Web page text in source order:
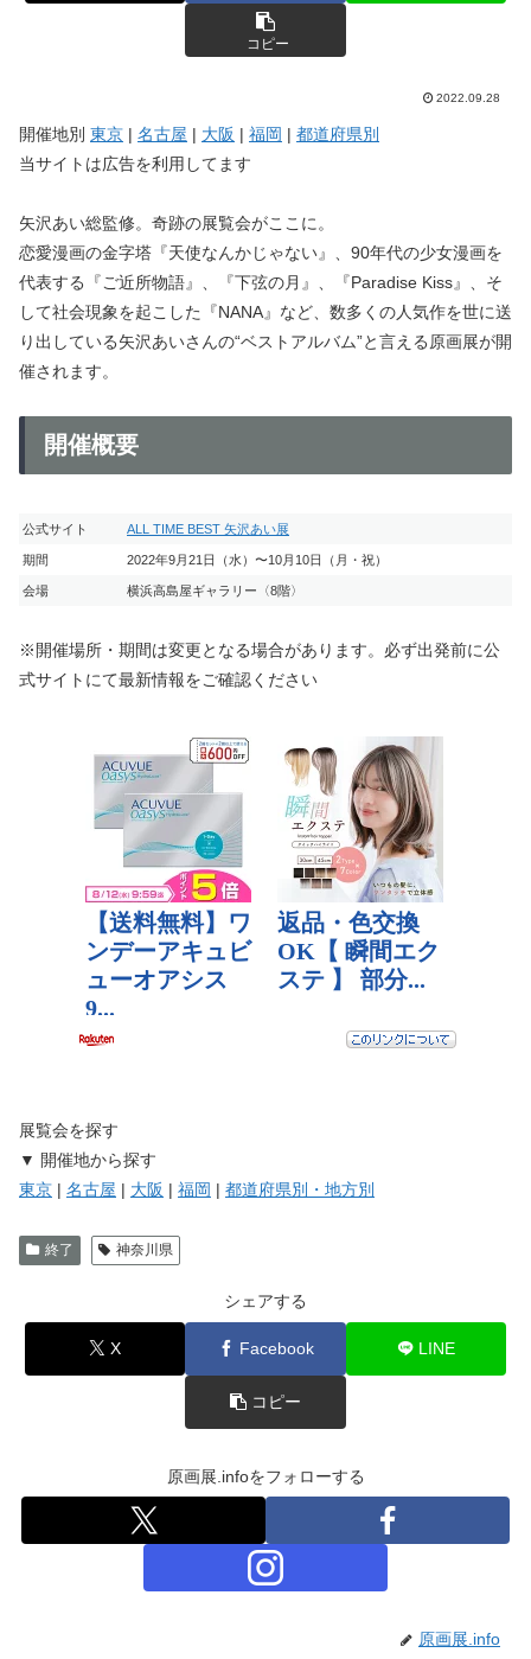
コピー
2022.09.28
開催地別 東京 | 名古屋 | 大阪 | 福岡 | 都道府県別
当サイトは広告を利用してます
矢沢あい総監修。奇跡の展覧会がここに。
恋愛漫画の金字塔『天使なんかじゃない』、90年代の少女漫画を
代表する『ご近所物語』、『下弦の月』、『Paradise Kiss』、そ
して社会現象を起こした『NANA』など、数多くの人気作を世に送
り出している矢沢あいさんの“ベストアルバム”と言える原画展が開
催されます。
開催概要
公式サイト ALL TIME BEST 矢沢あい展
期間 2022年9月21日（水）〜10月10日（月・祝）
会場 横浜高島屋ギャラリー〈8階〉
※開催場所・期間は変更となる場合があります。必ず出発前に公
式サイトにて最新情報をご確認ください
展覧会を探す
▼ 開催地から探す
東京 | 名古屋 | 大阪 | 福岡 | 都道府県別・地方別
終了 神奈川県
シェアする
X Facebook LINE
コピー
原画展.infoをフォローする
原画展.info